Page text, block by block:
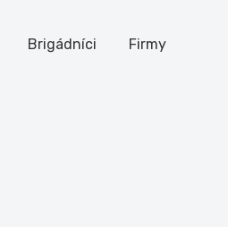
Brigádníci Firmy